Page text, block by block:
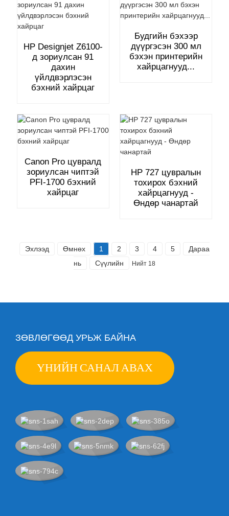
HP Designjet Z6100-
д ​​зориулсан 91
дахин
үйлдвэрлэсэн
бэхний хайрцаг
Будгийн бэхээр
дүүргэсэн 300 мл
бэхэн принтерийн
хайрцагнууд...
Canon Pro цувралд
зориулсан чиптэй
PFI-1700 бэхний
хайрцаг
HP 727 цувралын
тохирох бэхний
хайрцагнууд -
Өндөр чанартай
Эхлээд Өмнөх 1 2 3 4 5
Дараа
нь
Сүүлийн Нийт 18
ЗӨВЛӨГӨӨД УРЬЖ БАЙНА
ҮНИЙН САНАЛ АВАХ